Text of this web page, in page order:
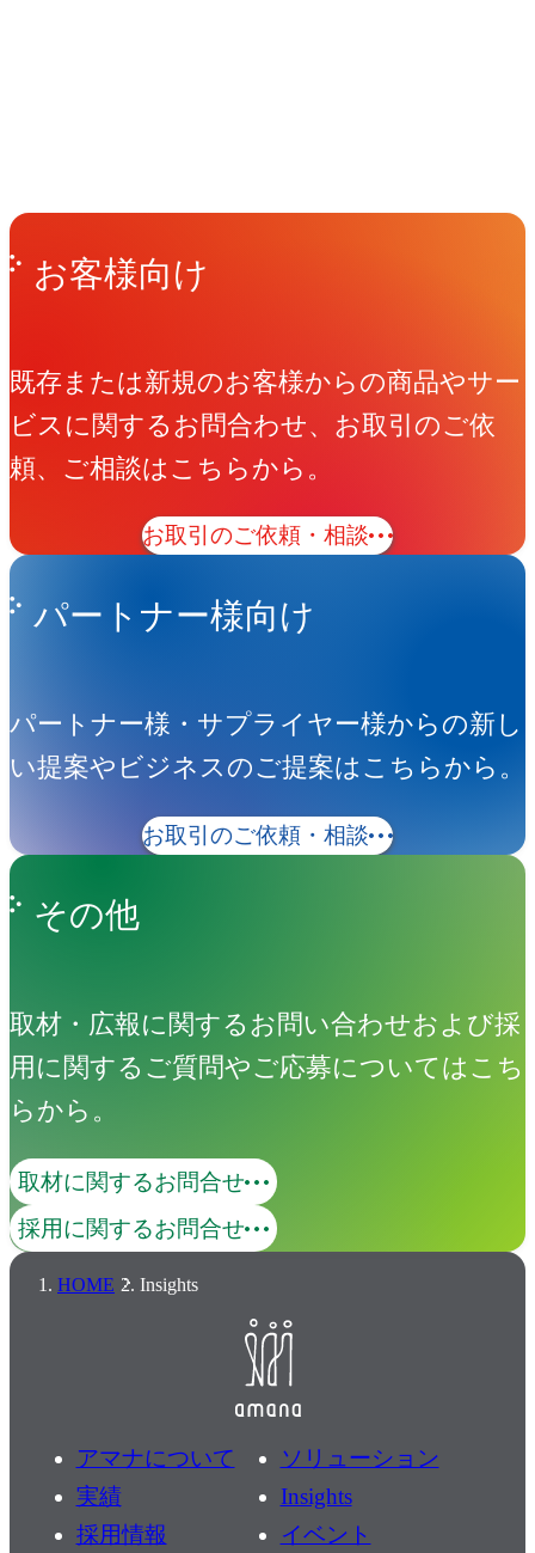
Get in Touchお問い合わせ
お客様向け
既存または新規のお客様からの商品やサー
ビスに関するお問合わせ、お取引のご依
頼、ご相談はこちらから。
お取引のご依頼・相談
パートナー様向け
パートナー様・サプライヤー様からの新し
い提案やビジネスのご提案はこちらから。
お取引のご依頼・相談
その他
取材・広報に関するお問い合わせおよび採
用に関するご質問やご応募についてはこち
らから。
取材に関するお問合せ
採用に関するお問合せ
HOME Insights
アマナについて
ソリューション
実績
Insights
採用情報
イベント